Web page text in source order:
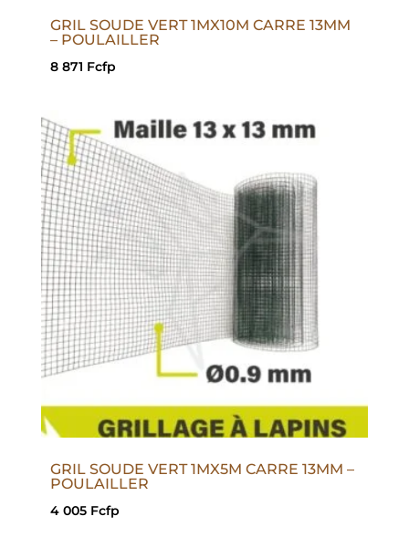
GRIL SOUDE VERT 1MX10M CARRE 13MM
– POULAILLER
8 871 Fcfp
GRIL SOUDE VERT 1MX5M CARRE 13MM –
POULAILLER
4 005 Fcfp